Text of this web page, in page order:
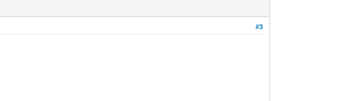
#3